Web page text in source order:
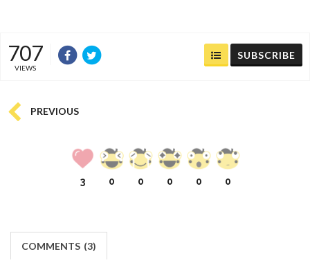
707
VIEWS
SUBSCRIBE
PREVIOUS
3 0 0 0 0 0
COMMENTS (3)